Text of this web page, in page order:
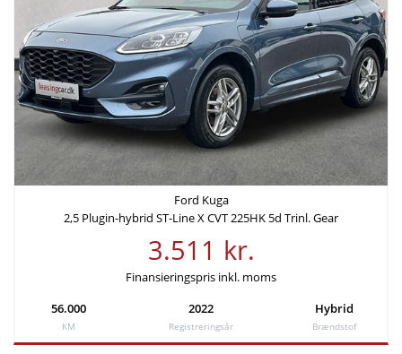
etableringsomkostninger
-
Ford Kuga
2,5 Plugin-hybrid ST-Line X CVT 225HK 5d Trinl. Gear
3.511 kr.
Finansieringspris inkl. moms
56.000
KM
2022
Registreringsår
Hybrid
Brændstof